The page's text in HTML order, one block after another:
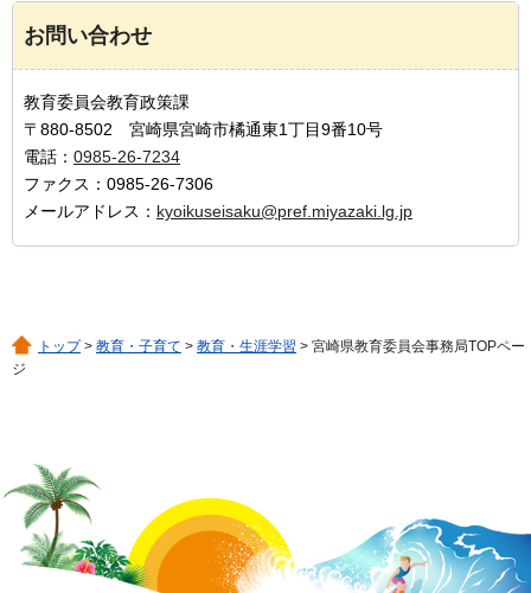
お問い合わせ
教育委員会教育政策課
〒880-8502 宮崎県宮崎市橘通東1丁目9番10号
電話： 0985-26-7234
ファクス：0985-26-7306
メールアドレス： kyoikuseisaku@pref.miyazaki.lg.jp
トップ> 教育・子育て > 教育・生涯学習 > 宮崎県教育委員会事務局TOPペー
ジ